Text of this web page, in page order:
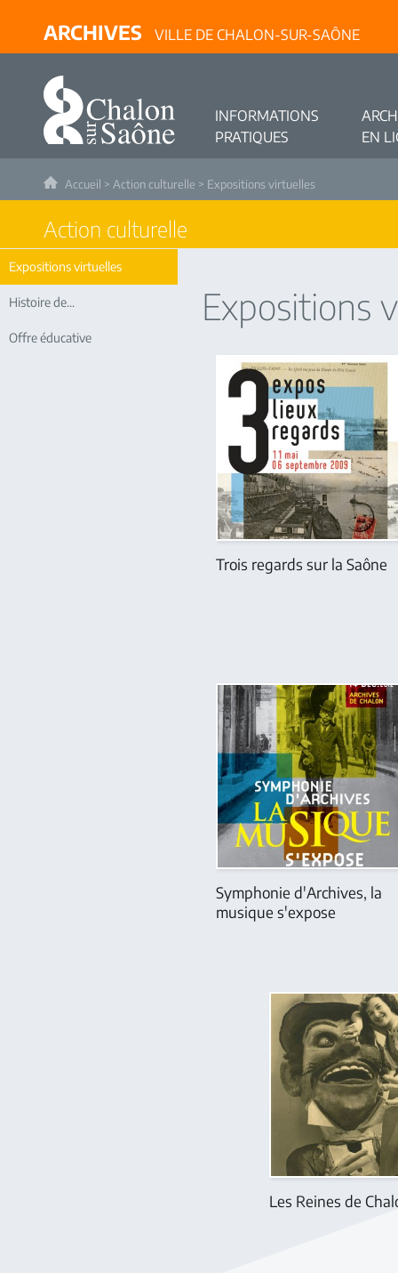
ARCHIVES VILLE DE CHALON-SUR-SAÔNE
INFORMATIONS
PRATIQUES
EN
Accueil > Action culturelle > Expositions virtuelles
Action culturelle
Expositions virtuelles
Histoire de...
Offre éducative
Expositions
Trois regards sur la Saône
Symphonie d'Archives, la
musique s'expose
Les Reines de